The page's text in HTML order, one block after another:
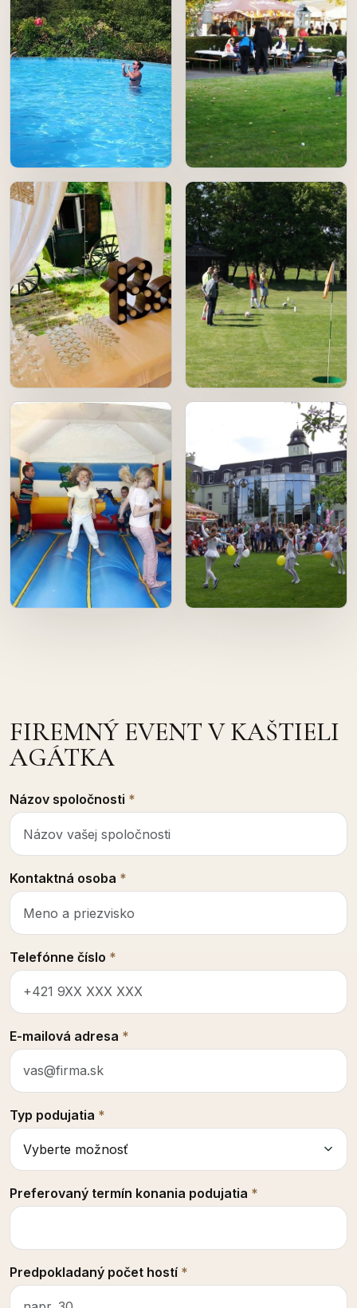
FIREMNÝ EVENT V KAŠTIELI
AGÁTKA
Názov spoločnosti *
Kontaktná osoba *
Telefónne číslo *
E-mailová adresa *
Typ podujatia *
Preferovaný termín konania podujatia *
Predpokladaný počet hostí *